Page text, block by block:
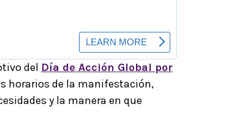
del Día de Acción Global por
horarios de la manifestación,
y la manera en que